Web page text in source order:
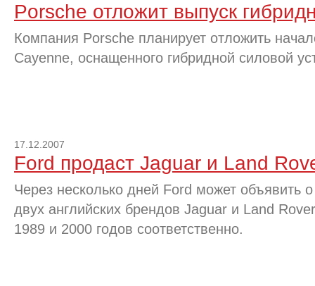
Porsche отложит выпуск
Компания Porsche планирует отложить
Cayenne, оснащенного гибридной силовой
17.12.2007
Ford продаст Jaguar и Land
Через несколько дней Ford может объявить
двух английских брендов Jaguar и Land
1989 и 2000 годов соответственно.